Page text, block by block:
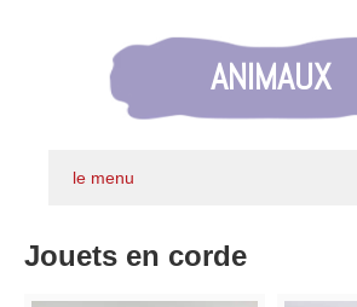
ANIMAUX
le menu
Jouets en corde